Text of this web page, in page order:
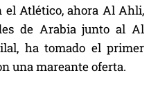
el Atlético, ahora Al Ahli,
de Arabia junto al Al
ha tomado el primer
una mareante oferta.